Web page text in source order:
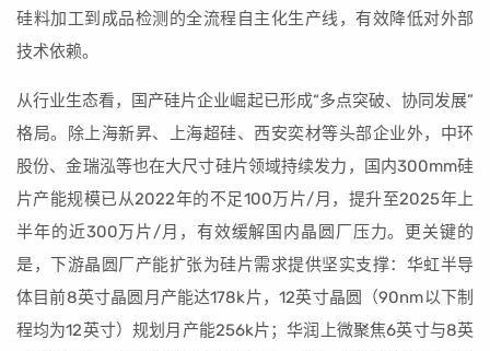
硅料加工到成品检测的全流程自主化生产线，有效降低对外部
技术依赖。
从行业生态看，国产硅片企业崛起已形成“多点突破、协同发展”
格局。除上海新昇、上海超硅、西安奕材等头部企业外，中环
股份、金瑞泓等也在大尺寸硅片领域持续发力，国内300mm硅
片产能规模已从2022年的不足100万片/月，提升至2025年上
半年的近300万片/月，有效缓解国内晶圆厂压力。更关键的
是，下游晶圆厂产能扩张为硅片需求提供坚实支撑：华虹半导
体目前8英寸晶圆月产能达178k片，12英寸晶圆（90nm以下制
程均为12英寸）规划月产能256k片；华润上微聚焦6英寸与8英